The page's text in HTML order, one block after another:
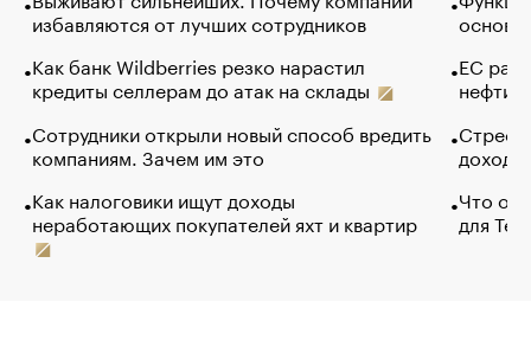
избавляются от лучших сотрудников
Как банк Wildberries резко нарастил
кредиты селлерам до атак на склады
Сотрудники открыли новый способ вредить
компаниям. Зачем им это
Как налоговики ищут доходы
неработающих покупателей яхт и квартир
основ
ЕС
нефти
Что
для